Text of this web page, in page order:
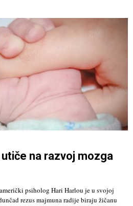
na razvoj mozga
psiholog Hari Harlou je u svojoj
rezus majmuna radije biraju žičanu